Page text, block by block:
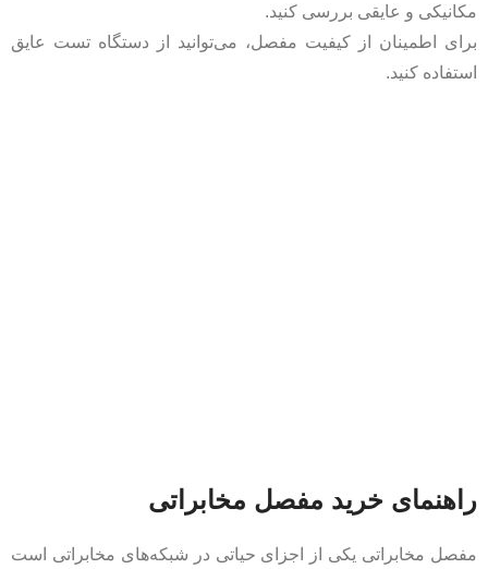
مکانیکی و عایقی بررسی کنید.
برای اطمینان از کیفیت مفصل، می‌توانید از دستگاه تست عایق
استفاده کنید.
راهنمای خرید مفصل مخابراتی
مفصل مخابراتی یکی از اجزای حیاتی در شبکه‌های مخابراتی است